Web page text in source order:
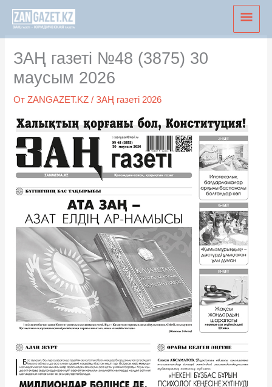
Перейти
содержимому
ЗАҢ газеті №48 (3875) 30
маусым 2026
ОтZANGAZET.KZ/ЗАҢ газеті 2026